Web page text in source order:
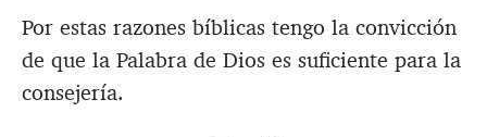
Por estas razones bíblicas tengo la convicción
de que la Palabra de Dios es suficiente para la
consejería.